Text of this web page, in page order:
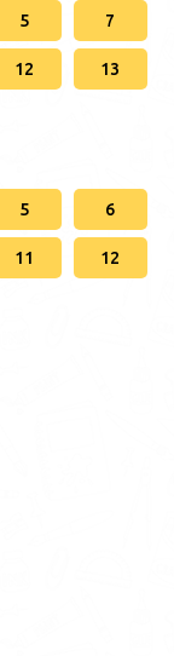
5 7
12 13
5 6
11 12